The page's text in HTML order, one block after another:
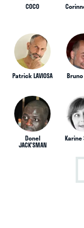
COCO
Patrick LAVIOSA Bruno
Donel
JACK’SMAN
Karine